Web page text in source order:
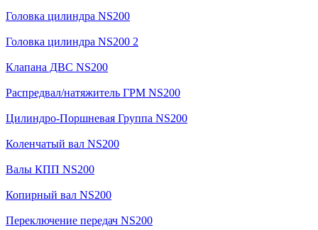
Головка цилиндра NS200
Головка цилиндра NS200 2
Клапана ДВС NS200
Распредвал/натяжитель ГРМ NS200
Цилиндро-Поршневая Группа NS200
Коленчатый вал NS200
Валы КПП NS200
Копирный вал NS200
Переключение передач NS200